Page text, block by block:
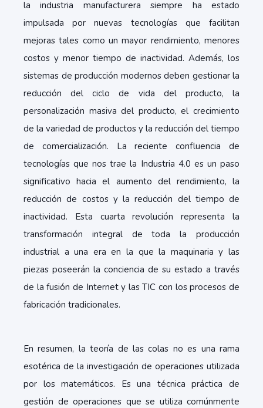
la industria manufacturera siempre ha estado
impulsada por nuevas tecnologías que facilitan
mejoras tales como un mayor rendimiento, menores
costos y menor tiempo de inactividad. Además, los
sistemas de producción modernos deben gestionar la
reducción del ciclo de vida del producto, la
personalización masiva del producto, el crecimiento
de la variedad de productos y la reducción del tiempo
de comercialización. La reciente confluencia de
tecnologías que nos trae la Industria 4.0 es un paso
significativo hacia el aumento del rendimiento, la
reducción de costos y la reducción del tiempo de
inactividad. Esta cuarta revolución representa la
transformación integral de toda la producción
industrial a una era en la que la maquinaria y las
piezas poseerán la conciencia de su estado a través
de la fusión de Internet y las TIC con los procesos de
fabricación tradicionales.
En resumen, la teoría de las colas no es una rama
esotérica de la investigación de operaciones utilizada
por los matemáticos. Es una técnica práctica de
gestión de operaciones que se utiliza comúnmente